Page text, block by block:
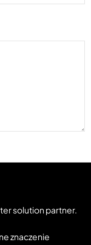
solution partner.
znaczenie